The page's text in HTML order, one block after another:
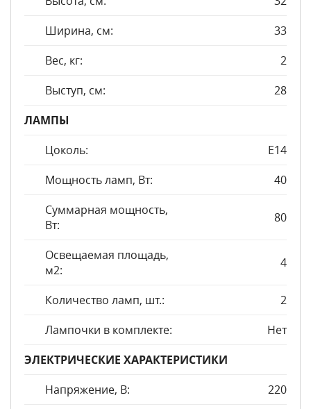
Ширина, см:
33
Вес, кг:
2
Выступ, см:
28
ЛАМПЫ
Цоколь:
E14
Мощность ламп, Вт:
40
Суммарная мощность,
Вт:
80
Освещаемая площадь,
м2:
4
Количество ламп, шт.:
2
Лампочки в комплекте:
Нет
ЭЛЕКТРИЧЕСКИЕ ХАРАКТЕРИСТИКИ
Напряжение, В:
220